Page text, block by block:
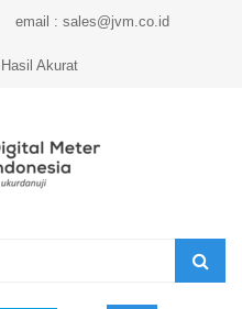
email : sales@jvm.co.id
Akurat